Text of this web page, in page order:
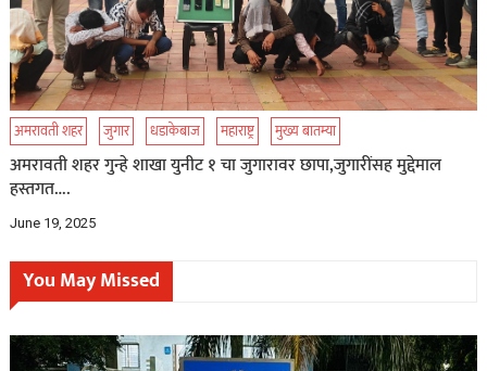
अमरावती शहर जुगार धडाकेबाज महाराष्ट्र मुख्य बातम्या
अमरावती शहर गुन्हे शाखा युनीट १ चा जुगारावर छापा,जुगारींसह मुद्देमाल
हस्तगत….
June 19, 2025
You May Missed